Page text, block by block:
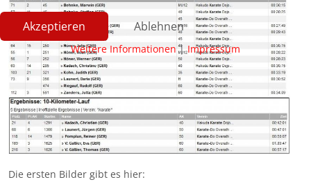
Die ersten Bilder gibt es hier:
Akzeptieren Ablehnen
Weitere Informationen|Impressum